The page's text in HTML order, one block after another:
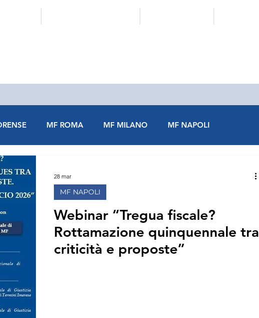
MF ROMA MF MILANO MF NAPOLI
MF CIVITAVECCHIA MF FOGGIA
MF LATINA
Webinar “Tregua fiscale?
Rottamazione quinquennale tra
criticità e proposte”
MF NAPOLI
28 mar